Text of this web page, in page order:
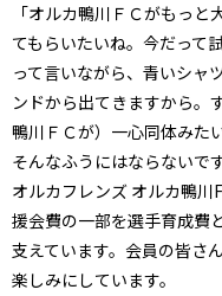
「オルカ鴨川ＦＣがもっ
てもらいたいね。今だって
って言いながら、青いシャ
ンドから出てきますから。
鴨川ＦＣが）一心同体みた
そんなふうにはならないで
オルカフレンズ オルカ鴨
援会費の一部を選手育成費
支えています。会員の皆さ
楽しみにしています。